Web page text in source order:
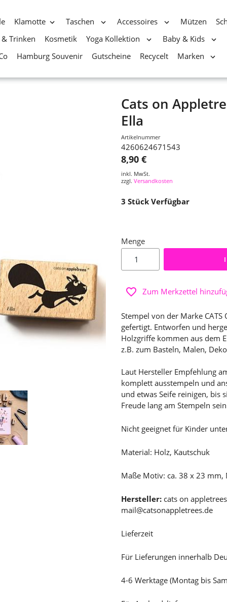
Klamotte Taschen Accessoires Mützen
& Trinken Kosmetik Yoga Kollektion
Baby & Kids
Hamburg Souvenir Gutscheine Recycelt Marken
Cats on
Ella
Artikelnummer
4260624671543
8,90 €
inkl. MwSt.
zzgl. Versandkosten
3 Stück Verfügbar
Menge
Zum Merkzettel
Stempel von der Marke CATS
gefertigt. Entworfen und
Holzgriffe kommen aus dem
z.B. zum Basteln, Malen,
Laut Hersteller Empfehlung
komplett ausstempeln und
und etwas Seife reinigen, bis
Freude lang am Stempeln
Nicht geeignet für Kinder
Material: Holz, Kautschuk
Maße Motiv: ca. 38 x 23
Hersteller: cats on
mail@catsonappletrees.de
Lieferzeit
Für Lieferungen innerhalb
4-6 Werktage (Montag bis